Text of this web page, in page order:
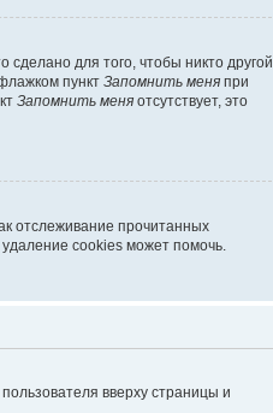
для того, чтобы никто другой
пункт Запомнить меня при
Запомнить меня отсутствует, это
отслеживание прочитанных
cookies может помочь.
вверху страницы и